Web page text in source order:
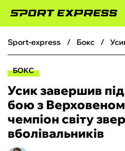
ФУТБОЛ
БОКС
ХОКЕЙ
sport-express бокс
БОКС
Усик завершив
бою з
чемпіон світу
вболівальників